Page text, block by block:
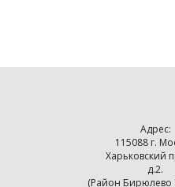
Адрес:
115088 г.
Харьковский
д.2.
(Район Бирюлево